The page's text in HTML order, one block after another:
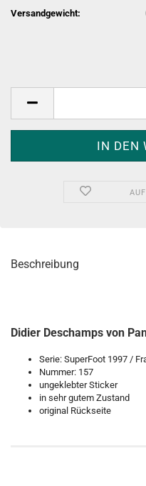
Versandgewicht:
Beschreibung
Didier Deschamps von
Serie: SuperFoot 1997 /
Nummer: 157
ungeklebter Sticker
in sehr gutem Zustand
original Rückseite